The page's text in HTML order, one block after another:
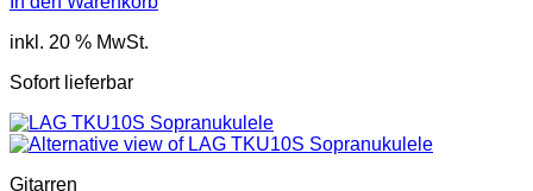
1.699,00 €
inkl. 20 % MwSt.
Sofort lieferbar
Gitarren